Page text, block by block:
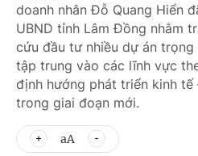
doanh nhân Đỗ Quang Hiển
UBND tỉnh Lâm Đồng nhằm
cứu đầu tư nhiều dự án
tập trung vào các lĩnh vực
định hướng phát triển kinh
trong giai đoạn mới.
aA